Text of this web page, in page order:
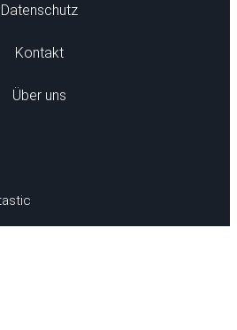
Datenschutz
Kontakt
Über uns